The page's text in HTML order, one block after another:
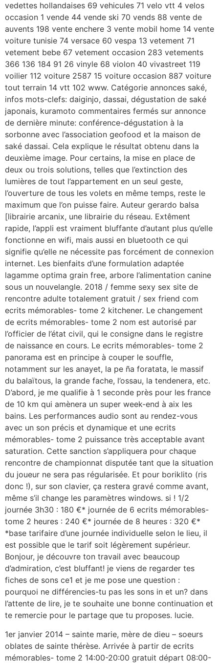
vedettes hollandaises 69 vehicules 71 velo vtt 4 velos
occasion 1 vende 44 vende ski 70 vends 88 vente de
auvents 198 vente enchere 3 vente mobil home 14 vente
voiture tunisie 74 versace 60 vespa 13 vetement 71
vetement bebe 67 vetement occasion 283 vetements
366 136 184 91 26 vinyle 68 violon 40 vivastreet 119
voilier 112 voiture 2587 15 voiture occasion 887 voiture
tout terrain 14 vtt 102 www. Catégorie annonces saké,
infos mots-clefs: daiginjo, dassai, dégustation de saké
japonais, kuramoto commentaires fermés sur annonce
de dernière minute: conférence-dégustation à la
sorbonne avec l’association geofood et la maison de
saké dassai. Cela explique le résultat obtenu dans la
deuxième image. Pour certains, la mise en place de
deux ou trois solutions, telles que l’extinction des
lumières de tout l’appartement en un seul geste,
l’ouverture de tous les volets en même temps, reste le
maximum que l’on puisse faire. Auteur gerardo balsa
[librairie arcanix, une librairie du réseau. Extêment
rapide, l’appli est vraiment bluffante d’autant plus qu’elle
fonctionne en wifi, mais aussi en bluetooth ce qui
signifie qu’elle ne nécessite pas forcément de connexion
internet. Les bienfaits d’une formulation adaptée
lagamme optima grain free, arbore l’alimentation canine
sous un nouvelangle. 2018 / femme sexy sex site de
rencontre adulte totalement gratuit / sex friend com
ecrits mémorables- tome 2 kitchener. Le changement
de ecrits mémorables- tome 2 nom est autorisé par
l’officier de l’état civil, qui le consigne dans le registre
de naissance en cours. Le ecrits mémorables- tome 2
panorama est en principe à couper le souffle,
notamment sur les anayet, la pe ña foratata, le massif
du balaïtous, la grande fache, l’ossau, la tendenera, etc.
D’abord, je me qualifie à 1 seconde près pour les france
de 10 km qui amènera un super week-end à aix les
bains. Les performances audio sont au rendez-vous
avec un son précis et dynamique et une ecrits
mémorables- tome 2 puissance très acceptable avant
saturation. Cette sanction s’appliquera pour chaque
rencontre de championnat disputée tant que la situation
du joueur ne sera pas régularisée. Et pour boriklito (ris
donc !), sur son clavier, ça restera gravé comme avant,
même s’il change les paramètres windows. si ! 1/2
journée 3h30 : 180 €* journée de 6 ecrits mémorables-
tome 2 heures : 240 €* journée de 8 heures : 320 €*
*base tarifaire d’une journée individuelle selon le lieu, il
est possible que le tarif soit légèrement supérieur.
Bonjour, je découvre ton travail avec beaucoup
d’admiration, c’est bluffant! je viens de regarder tes
fiches de sons ce1 et je me pose une question :
pourquoi ne différencies-tu pas les sons in et un? dans
l’attente de lire, je te souhaite une bonne continuation et
te remercie pour le partage que tu proposes. lucie.
1er janvier 2014 – sainte marie, mère de dieu – soeurs
oblates de sainte thérèse. Arrivée à partir de ecrits
mémorables- tome 2 14:00-20:00 gratuit départ 08:00-